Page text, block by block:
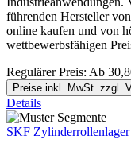
führenden Hersteller
online kaufen und von
wettbewerbsfähigen
Regulärer Preis: Ab
Preise inkl. MwSt. zzgl.
Details
SKF